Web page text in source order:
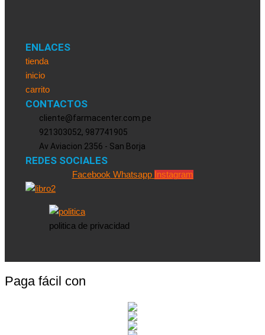
ENLACES
tienda
inicio
carrito
CONTACTOS
cliente@farmacenter.com.pe
921303052, 987741905
Av Aviacion 2356 - San Borja
REDES SOCIALES
Facebook Whatsapp Instagram
politica de privacidad
Paga fácil con